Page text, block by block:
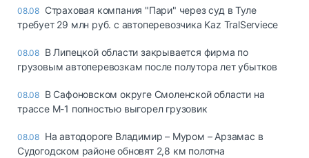
08.08 Страховая компания "Пари" через суд в Туле
требует 29 млн руб. с автоперевозчика Kaz TralServiece
08.08 В Липецкой области закрывается фирма по
грузовым автоперевозкам после полутора лет убытков
08.08 В Сафоновском округе Смоленской области на
трассе М-1 полностью выгорел грузовик
08.08 На автодороге Владимир – Муром – Арзамас в
Судогодском районе обновят 2,8 км полотна